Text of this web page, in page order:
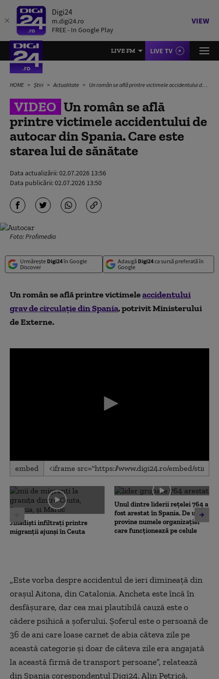
Digi24
m.digi24.ro
FREE - In Google Play
VIEW
LIVE FM LIVE TV
HOME Știri Actualitate Un român se află printre victimele accidentului de autocar din Spania. Care este starea lui de sănătate
VIDEO Un român se află
printre victimele accidentului de
autocar din Spania. Care este
starea lui de sănătate
Data actualizării:02.07.2026 13:56
Data publicării:02.07.2026 13:50
Foto: Profimedia
Urmărește Digi24în Google
Discover
Adaugă Digi24ca sursă preferată în
Google
Un român se află printre victimeleaccidentului
grav de circulație din Spania, potrivit Ministerului
de Externe.
0
seconds
0
seconds
embed
Jihadiști infiltrați printre
migranții ajunși în Ceuta
Unul dintre liderii rețelei 764 a
fost arestat în Spania. De unde
provine numele organizației
care funcționează pe celule
„Este vorba despre accidentul de ieri dimineață din
orașul Aitona, din Catalonia. Ancheta este încă în
desfășurare, dar cea mai plautibilă cauză este o
cădere psihică a șoferului. Șoferul este o persoană de
36 de ani care loase carnet de abia câteva zile pe
această categorie și doar de câteva zile era angajată
la această firmă de transport persoane”, relatează
din Spania corespondentul Digi24, Alin Petrică.